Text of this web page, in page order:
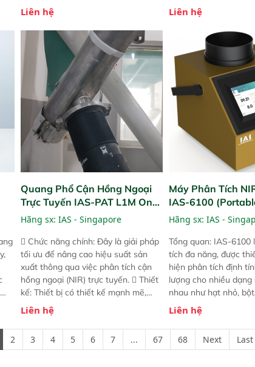
chất lỏng. Thiết bị này cho phép bất
kỳ ai cũng có thể thực hiện phân tích
đa thành phần chỉ với một nút bấm
đơn giản, mọi lúc, mọi nơi. Chuyên
dùng : phân tích mẫu nguyên liệu
thức ăn chăn nuôi, nguyên liệu thực
phẩm, nông sản,..
Liên hệ
mô-đun hóa, hỗ trợ
cường và đã qua
nghiêm ngặt.  Cam
khả năng theo dõi
thời gian thực và trực
liệu để tăng chỉ số
nghiệp.
Liên hệ
Quang Phổ Cận Hồng Ngoại
Trực Tuyến IAS-PAT L1M On-
Line NIR
Hãng sx: IAS - Singapore
 Chức năng chính: Đây là giải pháp
tối ưu để nâng cao hiệu suất sản
xuất thông qua việc phân tích cận
hồng ngoại (NIR) trực tuyến.  Thiết
kế: Thiết bị có thiết kế mạnh mẽ,
mô-đun hóa, hỗ trợ tản nhiệt tăng
cường và đã qua kiểm tra áp suất
nghiêm ngặt.  Cam kết: Mang lại
khả năng theo dõi thông số theo
Liên hệ
Máy Phân Tích
IAS-6100
Analyzer)
Hãng sx: IAS -
Tổng quan: IAS-6100
tích đa năng, được
hiện phân tích định
lượng cho nhiều dạng
nhau như hạt nhỏ,
chất lỏng. Thiết bị này
kỳ ai cũng có thể
đa thành phần chỉ với
đơn giản, mọi lúc, mọi
Liên hệ
2 3 4 5 6 7 ... 67 68 Next Last